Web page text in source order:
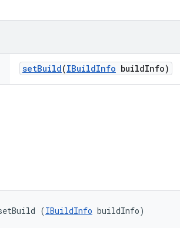
setBuild(IBuildInfo buildInfo)
(IBuildInfo buildInfo)